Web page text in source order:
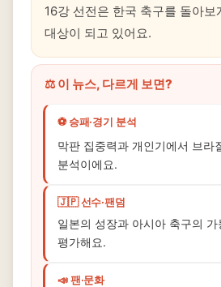
16강 선전은 한국 축구를 돌아보
대상이 되고 있어요.
⚖️ 이 뉴스, 다르게 보면?
⚽ 승패·경기 분석
막판 집중력과 개인기에서 브라
분석이에요.
🇯🇵 선수·팬덤
일본의 성장과 아시아 축구의 가
평가해요.
📣 팬·문화